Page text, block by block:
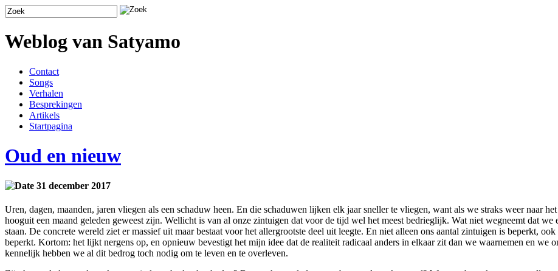
Weblog van Satyamo
Contact
Songs
Verhalen
Besprekingen
Artikels
Startpagina
Oud en nieuw
31 december 2017
Uren, dagen, maanden, jaren vliegen als een schaduw heen. En die schaduwen lijken elk jaar sneller te vliegen, want als we straks weer naar
hooguit een maand geleden geweest zijn. Wellicht is van al onze zintuigen dat voor de tijd wel het meest bedrieglijk. Wat niet wegneemt dat
staan. De concrete wereld ziet er massief uit maar bestaat voor het allergrootste deel uit leegte. En niet alleen ons aantal zintuigen is beperkt,
beperkt. Kortom: het lijkt nergens op, en opnieuw bevestigt het mijn idee dat de realiteit radicaal anders in elkaar zit dan we waarnemen en
kennelijk hebben we al dit bedrog toch nodig om te leven en te overleven.